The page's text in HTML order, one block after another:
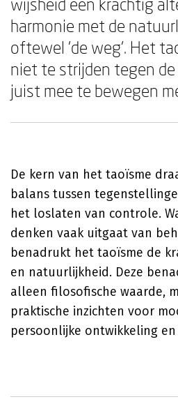
harmonie met de
oftewel 'de weg'. Het
niet te strijden tegen
juist mee te bewegen
De kern van het taoïsme
balans tussen
het loslaten van controle.
denken vaak uitgaat van
benadrukt het taoïsme de
en natuurlijkheid. Deze
alleen filosofische waarde,
praktische inzichten voor
persoonlijke ontwikkeling